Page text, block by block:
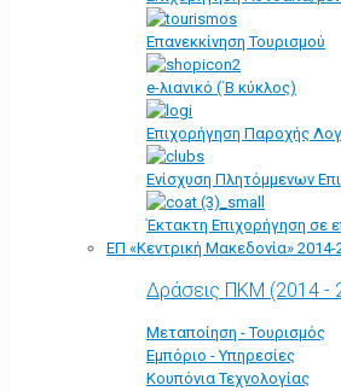
Επανεκκίνηση Τουρισμού
e-λιανικό (΄Β κύκλος)
Επιχορήγηση Παροχής
Ενίσχυση Πλητόμμενων
Έκτακτη Επιχορήγηση σε
ΕΠ «Kεντρική Μακεδονία» 2014-
Δράσεις ΠΚΜ (2014 -
Μεταποίηση - Τουρισμός
Εμπόριο - Υπηρεσίες
Κουπόνια Τεχνολογίας